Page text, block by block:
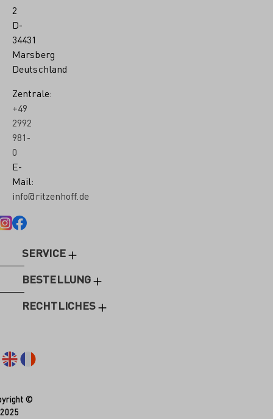
2
D-
34431
Marsberg
Deutschland
Zentrale:
+49
2992
981-
0
E-
Mail:
info@ritzenhoff.de
SERVICE
BESTELLUNG
RECHTLICHES
©
2025